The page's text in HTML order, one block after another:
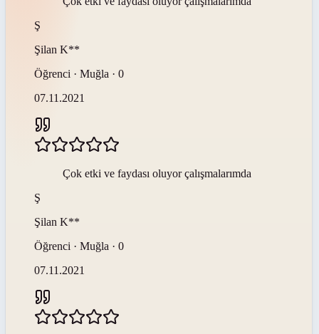
Ş
Şilan K**
Öğrenci · Muğla · 0
07.11.2021
Çok etki ve faydası oluyor çalışmalarımda
Ş
Şilan K**
Öğrenci · Muğla · 0
07.11.2021